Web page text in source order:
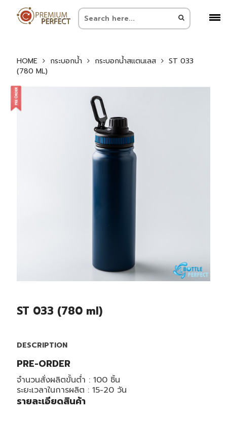
HOME กระบอกน้ำ กระบอกน้ำสแตนเลส
ST 033
(780 ML)
ST 033 (780 ml)
DESCRIPTION
PRE-ORDER
จำนวนสั่งผลิตขั้นต่ำ : 100 ชิ้น
ระยะเวลาในการผลิต : 15-20 วัน
รายละเอียดสินค้า